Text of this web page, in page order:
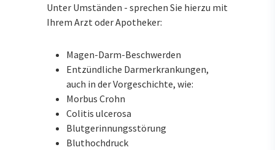
Unter Umständen - sprechen Sie hierzu mit
Ihrem Arzt oder Apotheker:
Magen-Darm-Beschwerden
Entzündliche Darmerkrankungen,
auch in der Vorgeschichte, wie:
Morbus Crohn
Colitis ulcerosa
Blutgerinnungsstörung
Bluthochdruck